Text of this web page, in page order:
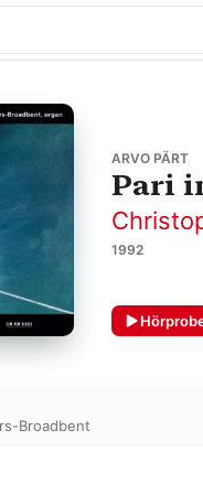
ARVO PÄRT
Pari
1992
Broadbent